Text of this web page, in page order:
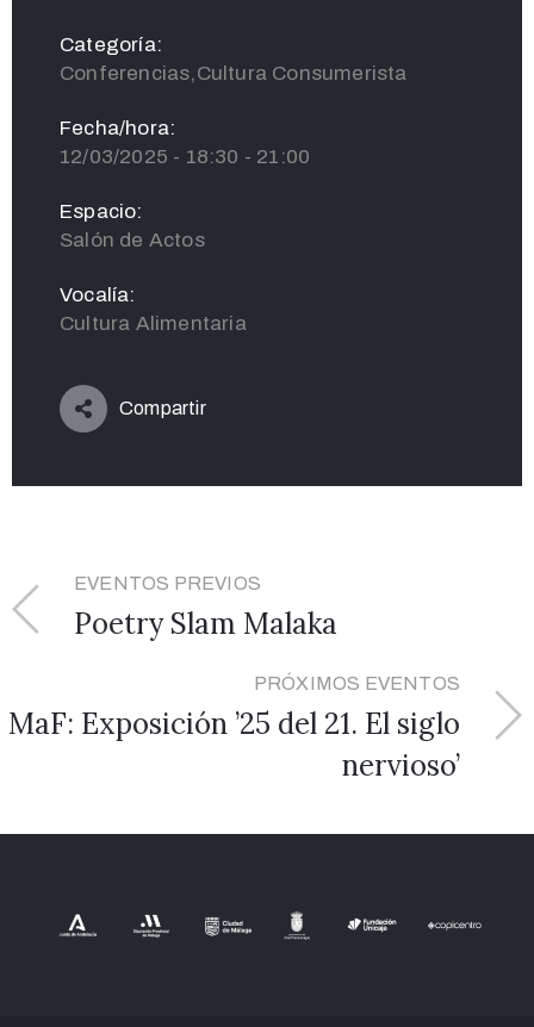
Categoría:
Conferencias,Cultura Consumerista
Fecha/hora:
12/03/2025 - 18:30 - 21:00
Espacio:
Salón de Actos
Vocalía:
Cultura Alimentaria
Compartir
EVENTOS PREVIOS
Poetry Slam Malaka
PRÓXIMOS EVENTOS
MaF: Exposición ’25 del 21. El siglo
nervioso’